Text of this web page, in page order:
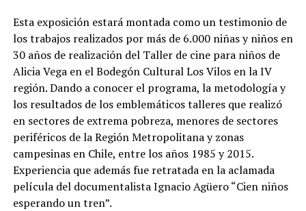
Esta exposición estará montada como un testimonio de
los trabajos realizados por más de 6.000 niñas y niños en
30 años de realización del Taller de cine para niños de
Alicia Vega en el Bodegón Cultural Los Vilos en la IV
región. Dando a conocer el programa, la metodología y
los resultados de los emblemáticos talleres que realizó
en sectores de extrema pobreza, menores de sectores
periféricos de la Región Metropolitana y zonas
campesinas en Chile, entre los años 1985 y 2015.
Experiencia que además fue retratada en la aclamada
película del documentalista Ignacio Agüero “Cien niños
esperando un tren”.